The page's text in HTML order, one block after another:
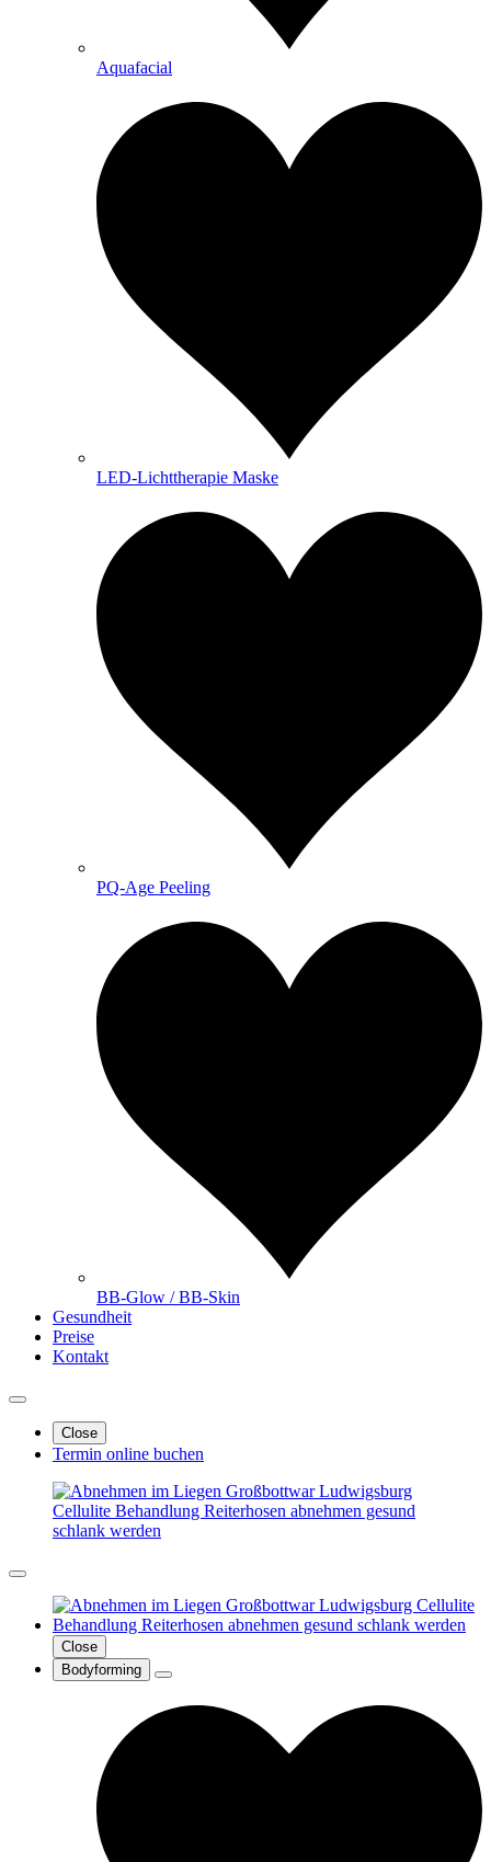
Aquafacial
LED-Lichttherapie Maske
PQ-Age Peeling
BB-Glow / BB-Skin
Gesundheit
Preise
Kontakt
Close
Termin online buchen
Close
Bodyforming